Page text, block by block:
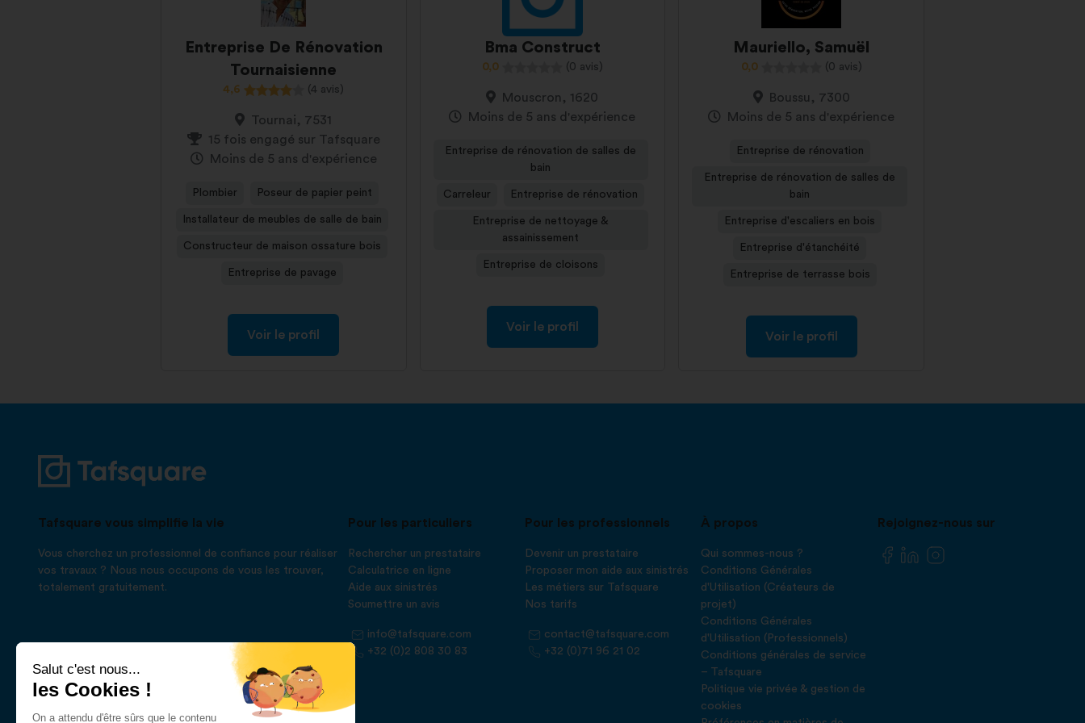
Entreprise De Rénovation
Tournaisienne
4,6 (4 avis)
Tournai, 7531
15 fois engagé sur Tafsquare
Moins de 5 ans d'expérience
Plombier Poseur de papier peint
Installateur de meubles de salle de bain
Constructeur de maison ossature bois
Entreprise de pavage
Voir le profil
Bma Construct
0,0 (0 avis)
Mouscron, 1620
Moins de 5 ans d'expérience
Entreprise de rénovation de salles de
bain
Carreleur Entreprise de rénovation
Entreprise de nettoyage &
assainissement
Entreprise de cloisons
Voir le profil
Mauriello, Samuël
0,0 (0 avis)
Boussu, 7300
Moins de 5 ans d'expérience
Entreprise de rénovation
Entreprise de rénovation de salles de
bain
Entreprise d'escaliers en bois
Entreprise d'étanchéité
Entreprise de terrasse bois
Voir le profil
Tafsquare vous simplifie la vie
Vous cherchez un professionnel de confiance pour réaliser
vos travaux ? Nous nous occupons de vous les trouver,
totalement gratuitement.
Pour les particuliers
Rechercher un prestataire
Calculatrice en ligne
Aide aux sinistrés
Soumettre un avis
info@tafsquare.com
+32 (0)2 808 30 83
Pour les professionnels
Devenir un prestataire
Proposer mon aide aux sinistrés
Les métiers sur Tafsquare
Nos tarifs
contact@tafsquare.com
+32 (0)71 96 21 02
À propos
Qui sommes-nous ?
Conditions Générales
d'Utilisation (Créateurs de
projet)
Conditions Générales
d'Utilisation (Professionnels)
Conditions générales de service
– Tafsquare
Politique vie privée & gestion de
cookies
Rejoignez-nous sur
Salut c'est nous...
les Cookies !
On a attendu d'être sûrs que le contenu